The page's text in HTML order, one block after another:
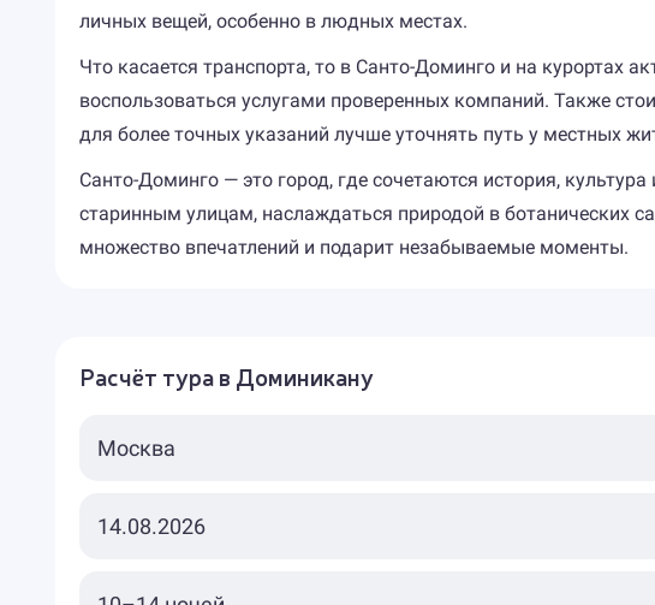
личных вещей, особенно в людных местах.
Что касается транспорта, то в Санто-Доминго и на курортах
воспользоваться услугами проверенных компаний. Также
для более точных указаний лучше уточнять путь у местных
Санто-Доминго — это город, где сочетаются история,
старинным улицам, наслаждаться природой в ботанических
множество впечатлений и подарит незабываемые моменты.
Расчёт тура в Доминикану